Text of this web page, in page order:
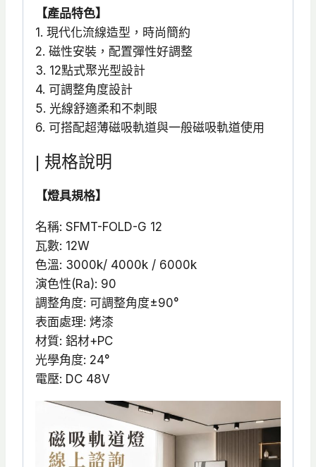
【產品特色】
1. 現代化流線造型，時尚簡約
2. 磁性安裝，配置彈性好調整
3. 12點式聚光型設計
4. 可調整角度設計
5. 光線舒適柔和不刺眼
6. 可搭配超薄磁吸軌道與一般磁吸軌道使用
| 規格說明
【燈具規格】
名稱: SFMT-FOLD-G 12
瓦數: 12W
色溫: 3000k/ 4000k / 6000k
演色性(Ra): 90
調整角度: 可調整角度±90°
表面處理: 烤漆
材質: 鋁材+PC
光學角度: 24°
電壓: DC 48V